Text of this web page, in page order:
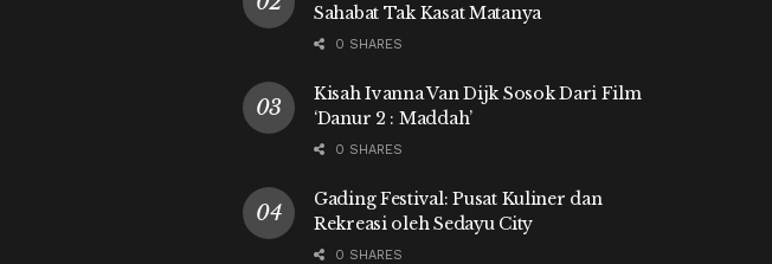
Sahabat Tak Kasat Matanya
0 SHARES
Kisah Ivanna Van Dijk Sosok Dari Film
‘Danur 2 : Maddah’
0 SHARES
Gading Festival: Pusat Kuliner dan
Rekreasi oleh Sedayu City
0 SHARES